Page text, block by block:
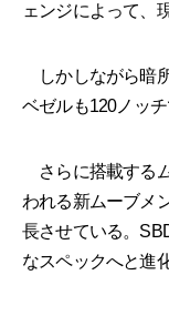
ェンジによって、
しかしながら暗
ベゼルも120ノッ
さらに搭載する
われる新ムーブメ
長させている。
なスペックへと進